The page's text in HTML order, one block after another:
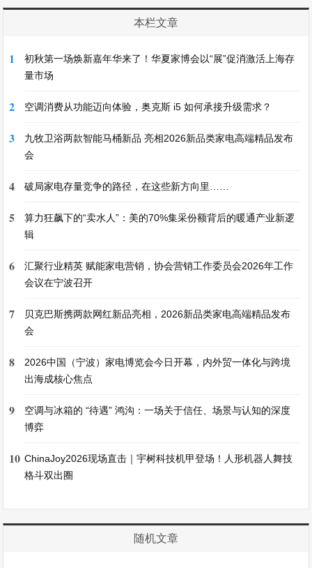
本栏文章
1
初秋第一场焕新嘉年华来了！华夏家博会以“展”促消激活上海存
量市场
2 空调消费从功能迈向体验，奥克斯 i5 如何承接升级需求？
3
九牧卫浴两款智能马桶新品 亮相2026新品类家电高端精品发布
会
4 破局家电存量竞争的路径，在这些新方向里……
5
算力狂飙下的“卖水人”：美的70%集采份额背后的暖通产业新逻
辑
6
汇聚行业精英 赋能家电营销，协会营销工作委员会2026年工作
会议在宁波召开
7
贝克巴斯携两款网红新品亮相，2026新品类家电高端精品发布
会
8
2026中国（宁波）家电博览会今日开幕，内外贸一体化与跨境
出海成核心焦点
9
空调与冰箱的 “待遇” 鸿沟：一场关于信任、场景与认知的深度
博弈
10 ChinaJoy2026现场直击｜宇树科技机甲登场！人形机器人舞技
格斗双出圈
随机文章